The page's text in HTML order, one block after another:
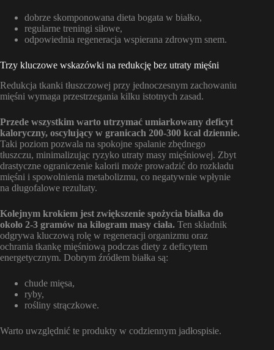
dobrze skomponowana dieta bogata w białko,
regularne treningi siłowe,
odpowiednia regeneracja wspierana zdrowym snem.
Trzy kluczowe wskazówki na redukcję bez utraty mięśni
Redukcja tkanki tłuszczowej przy jednoczesnym zachowaniu
mięśni wymaga przestrzegania kilku istotnych zasad.
Przede wszystkim warto utrzymać umiarkowany deficyt
kaloryczny, oscylujący w granicach 200-300 kcal dziennie.
Taki poziom pozwala na spokojne spalanie zbędnego
tłuszczu, minimalizując ryzyko utraty masy mięśniowej. Zbyt
drastyczne ograniczenie kalorii może prowadzić do rozkładu
mięśni i spowolnienia metabolizmu, co negatywnie wpłynie
na długofalowe rezultaty.
Kolejnym krokiem jest zwiększenie spożycia białka do
około 2-3 gramów na kilogram masy ciała. Ten składnik
odgrywa kluczową rolę w regeneracji organizmu oraz
ochrania tkankę mięśniową podczas diety z deficytem
energetycznym. Dobrym źródłem białka są:
chude mięsa,
ryby,
rośliny strączkowe.
Warto uwzględnić te produkty w codziennym jadłospisie.